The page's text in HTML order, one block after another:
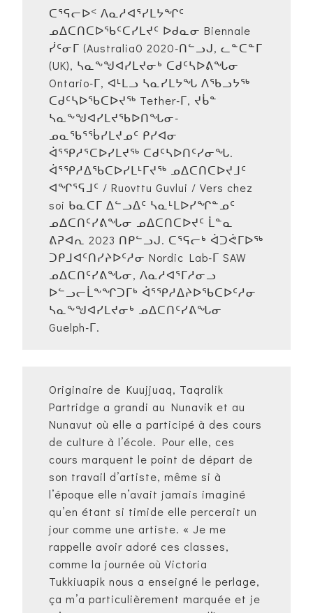
ᑕᕐᕋᓕᐅᑉ ᐱᓇᓱᐊᕐᓯᒪᔭᖏᑦ
ᓄᐃᑕᑎᑕᐅᖃᑦᑕᓯᒪᔪᑦ ᐅᑯᓇᓂ Biennale
ᓰᑦᓂᒥ (Australia0 2020-ᑎᓪᓗᒍ, ᓚᓐᑕᓐᒥ
(UK), ᓴᓇᖕᖑᐊᓯᒪᔪᓂᒃ ᑕᑯᑦᓴᐅᕕᖓᓂ
Ontario-ᒥ, ᐊᒻᒪᓗ ᓴᓇᓯᒪᔭᖓ ᐱᖃᓗᔭᖅ
ᑕᑯᑦᓴᐅᖃᑕᐅᔪᖅ Tether-ᒥ, ᔪᑳᓐ
ᓴᓇᖕᖑᐊᓯᒪᔪᖃᐅᑎᖓᓂ-
ᓄᓇᖃᕐᖄᓯᒪᔪᓄᑦ ᑭᓯᐊᓂ
ᐋᕐᕿᓱᕐᑕᐅᓯᒪᔪᖅ ᑕᑯᑦᓴᐅᑎᑦᓯᓂᖓ.
ᐋᕐᕿᓱᐃᖃᑕᐅᓯᒪᒻᒥᔪᖅ ᓄᐃᑕᑎᑕᐅᔪᒧᑦ
ᐊᖏᕐᕋᒧᑦ / Ruovttu Guvlui / Vers chez
soi ᑲᓇᑕᒥ ᐃᓪᓗᐃᑦ ᓴᓇᒻᒪᐅᓯᖏᓐᓄᑦ
ᓄᐃᑕᑎᑦᓯᕕᖓᓂ ᓄᐃᑕᑎᑕᐅᔪᑦ ᒫᓐᓇ
ᕕᕈᐊᕆ 2023 ᑎᑭᓪᓗᒍ. ᑕᕐᕋᓕᒃ ᐋᑐᕚᒥᐅᖅ
ᑐᑭᒧᐊᑦᑎᓯᔨᐅᑦᓱᓂ Nordic Lab-ᒥ SAW
ᓄᐃᑕᑎᑦᓯᕕᖓᓂ, ᐱᓇᓱᐊᕐᒥᓱᓂᓗ
ᐅᓪᓗᓕᒫᖕᖏᑐᒥᒃ ᐋᕐᕿᓱᐃᔨᐅᖃᑕᐅᑦᓱᓂ
ᓴᓇᖕᖑᐊᓯᒪᔪᓂᒃ ᓄᐃᑕᑎᑦᓯᕕᖓᓂ
Guelph-ᒥ.
Originaire de Kuujjuaq, Taqralik
Partridge a grandi au Nunavik et au
Nunavut où elle a participé à des cours
de culture à l’école. Pour elle, ces
cours marquent le point de départ de
son travail d’artiste, même si à
l’époque elle n’avait jamais imaginé
qu’en étant si timide elle percerait un
jour comme une artiste. « Je me
rappelle avoir adoré ces classes,
comme la journée où Victoria
Tukkiuapik nous a enseigné le perlage,
ça m’a particulièrement marquée et je